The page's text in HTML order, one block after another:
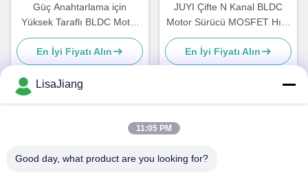
Güç Anahtarlama için
Yüksek Taraflı BLDC Motor
Sürücüsü MOSFET
Geliştirme Modu Gücü
En İyi Fiyatı Alın
JUYI Çifte N Kanal BLDC
Motor Sürücü MOSFET Hızlı
Değişim ve Ters Vücut Geri
Kazanma
En İyi Fiyatı Alın
Adres
LisaJiang
11:05 PM
Good day, what product are you looking for?